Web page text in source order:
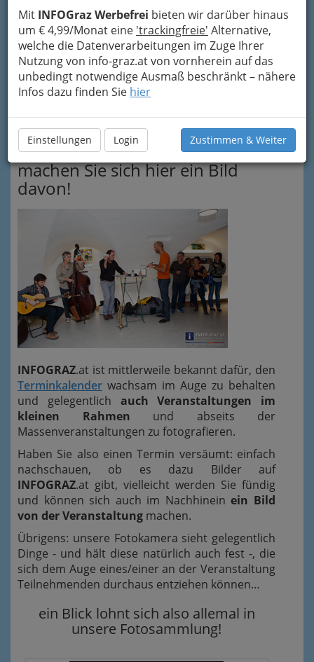
Mit INFOGraz Werbefrei bieten wir darüber hinaus
um € 4,99/Monat eine 'trackingfreie' Alternative,
welche die Datenverarbeitungen im Zuge Ihrer
Nutzung von info-graz.at von vornherein auf das
unbedingt notwendige Ausmaß beschränkt – nähere
Infos dazu finden Sie hier
Einstellungen Login Zustimmen & Weiter
Termin versäumt? Vielleicht
machen Sie sich hier ein Bild
davon!
INFOGRAZ.at ist mittlerweile bekannt dafür, den
Terminkalender wachsam im Auge zu behalten
und gelegentlich auch Veranstaltungen im
kleinen Rahmen und abseits der
Massenveranstaltungen zu fotografieren.
Haben Sie also einen Termin versäumt: einfach
nachschauen, ob es dazu Bilder auf
INFOGRAZ.at gibt, vielleicht werden Sie fündig
und können sich auch im Nachhineinein Bild
von der Veranstaltung machen.
Übrigens: unsere Fotokamera sieht gelegentlich
Dinge - und hält diese natürlich auch fest -, die
sich dem Auge eines/einer an der Veranstaltung
Teilnehmenden durchaus entziehen können…
ein Blick lohnt sich also allemal in
unsere Fotosammlung!